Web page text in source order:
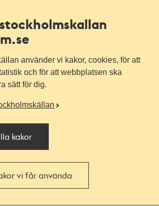
använder vi kakor, cookies, för att
och för att webbplatsen ska
sätt för dig.
kakor
vi får använda